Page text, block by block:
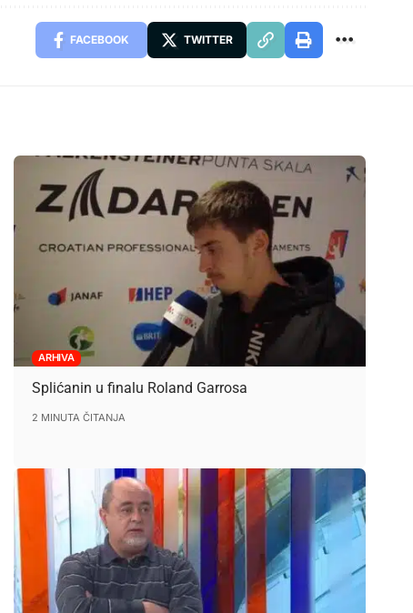
FACEBOOK TWITTER
ARHIVA
Splićanin u finalu Roland Garrosa
2 MINUTA ČITANJA